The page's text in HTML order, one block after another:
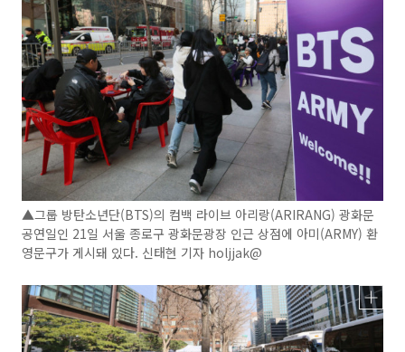
▲그룹 방탄소년단(BTS)의 컴백 라이브 아리랑(ARIRANG) 광화문
공연일인 21일 서울 종로구 광화문광장 인근 상점에 아미(ARMY) 환
영문구가 게시돼 있다. 신태현 기자 holjjak@